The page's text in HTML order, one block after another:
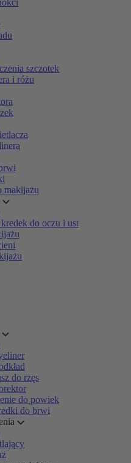
szczotek
i różu
makijażu
do oczu i ust
do rzęs
do powiek
do brwi